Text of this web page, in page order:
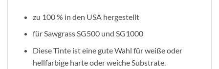
zu 100 % in den USA hergestellt
für Sawgrass SG500 und SG1000
Diese Tinte ist eine gute Wahl für weiße oder
hellfarbige harte oder weiche Substrate.